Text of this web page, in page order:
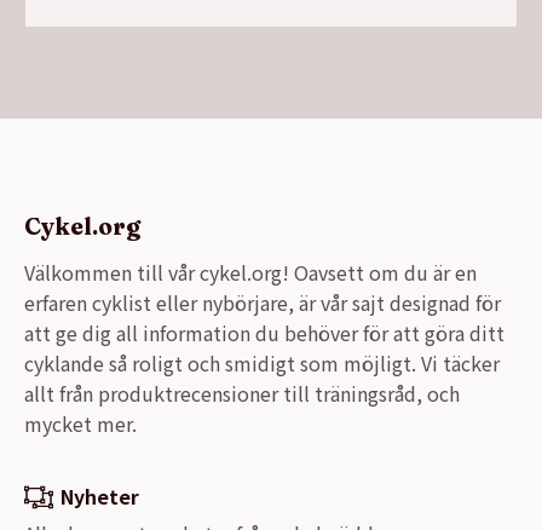
Cykel.org
Välkommen till vår cykel.org! Oavsett om du är en
erfaren cyklist eller nybörjare, är vår sajt designad för
att ge dig all information du behöver för att göra ditt
cyklande så roligt och smidigt som möjligt. Vi täcker
allt från produktrecensioner till träningsråd, och
mycket mer.
Nyheter